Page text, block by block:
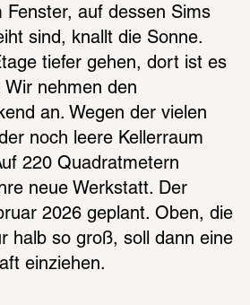
Fenster, auf dessen Sims
sind, knallt die Sonne.
tiefer gehen, dort ist es
Wir nehmen den
an. Wegen der vielen
noch leere Kellerraum
220 Quadratmetern
neue Werkstatt. Der
2026 geplant. Oben, die
halb so groß, soll dann eine
einziehen.